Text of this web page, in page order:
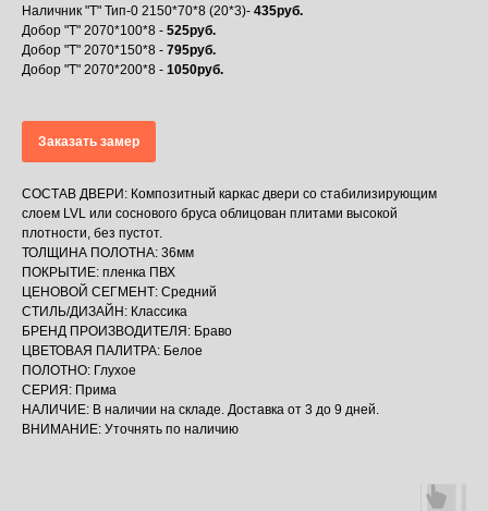
Наличник "Т" Тип-0 2150*70*8 (20*3)- 435руб.
Добор "Т" 2070*100*8 - 525руб.
Добор "Т" 2070*150*8 - 795руб.
Добор "Т" 2070*200*8 - 1050руб.
Заказать замер
СОСТАВ ДВЕРИ: Композитный каркас двери со стабилизирующим
слоем LVL или соснового бруса облицован плитами высокой
плотности, без пустот.
ТОЛЩИНА ПОЛОТНА: 36мм
ПОКРЫТИЕ: пленка ПВХ
ЦЕНОВОЙ СЕГМЕНТ: Средний
СТИЛЬ/ДИЗАЙН: Классика
БРЕНД ПРОИЗВОДИТЕЛЯ: Браво
ЦВЕТОВАЯ ПАЛИТРА: Белое
ПОЛОТНО: Глухое
СЕРИЯ: Прима
НАЛИЧИЕ: В наличии на складе. Доставка от 3 до 9 дней.
ВНИМАНИЕ: Уточнять по наличию